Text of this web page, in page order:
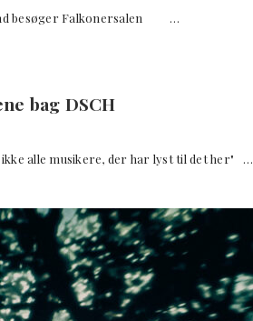
besøger Falkonersalen …
bag DSCH
alle musikere, der har lyst til det her" …